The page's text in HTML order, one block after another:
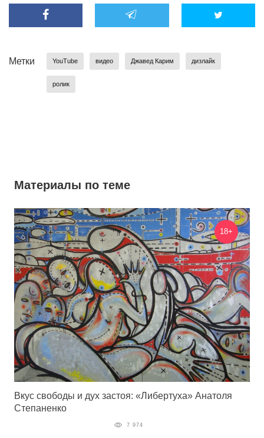
Метки YouTube видео Джавед Карим дизлайк
ролик
Материалы по теме
18+
Вкус свободы и дух застоя: «Либертуха» Анатоля
Степаненко
7 974